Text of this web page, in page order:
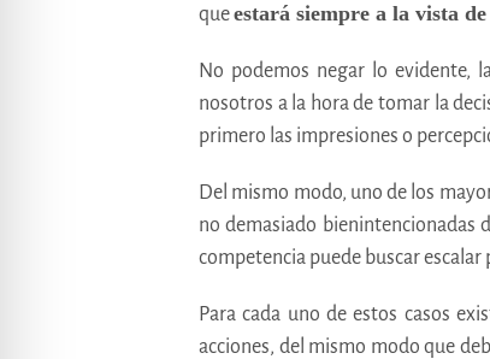
queestará siempre a la vista
No podemos negar lo evidente,
nosotros a la hora de tomar la
primero las impresiones o
Del mismo modo, uno de los
no demasiado bienintencionadas
competencia puede buscar
Para cada uno de estos casos
acciones, del mismo modo que